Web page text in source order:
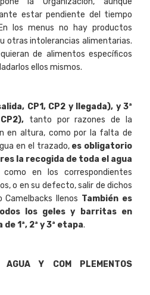
estar pendiente del tiempo
los menus no hay productos
otras intolerancias alimentarias.
de alimentos específicos
ellos mismos.
CP1, CP2 y llegada), y 3ª
tanto por razones de la
en altura, como por la falta de
en el trazado, es obligatorio
la recogida de toda el agua
en los correspondientes
o en su defecto, salir de dichos
llenos También es
los geles y barritas en
1ª, 2ª y 3ª etapa.
Y COM PLEMENTOS